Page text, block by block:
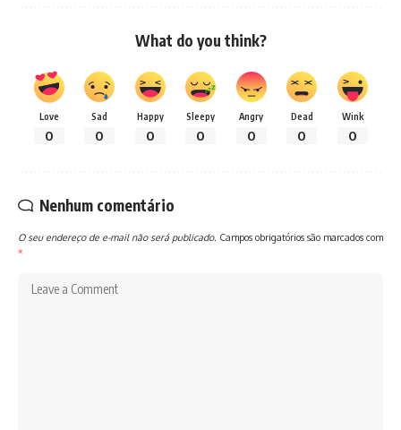
What do you think?
Love
0
Sad
0
Happy
0
Sleepy
0
Angry
0
Dead
0
Wink
0
Nenhum comentário
O seu endereço de e-mail não será publicado. Campos obrigatórios são marcados com
*